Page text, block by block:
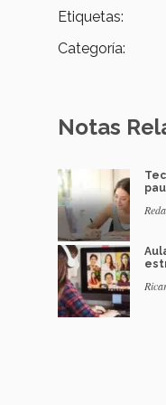
Etiquetas:
Categoría:
Notas